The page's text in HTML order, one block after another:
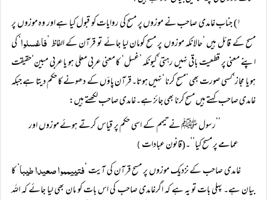
۱) جناب غامدی صاحب نے موزوں پر مسح کی روایات کو قبول کیا ہے اور وہ موزوں پر
مسح کے قائل ہیں ‘حالانکہ موزوں پر مسح کومان لیا جائے تو قرآن کے الفاظ ’ فاغسلوا‘ کی
اپنے معنی پر قطعیت باقی نہیں رہتی‘کیونکہ ’غسل‘ کا معنی عربی معلی ہو یا عربی مبین‘حقیقت
ہو یا مجاز‘کسی صورت بھی ’مسح کرنا ‘نہیں ہوتا۔قرآن پاؤں کے دھونے کا حکم دیتا ہے جبکہ
غامدی صاحب کہتے ہیں مسح کرنا بھی جائز ہے۔غامدی صاحب لکھتے ہیں:
’’رسول ﷺ نے تیمم کے اسی حکم پر قیاس کرتے ہوئے موزوں اور
عمامے پر مسح کیا‘‘۔(قانون عبادات )
غامدی صاحب کے نزدیک موزوں پر مسح قرآن کی آیت ’ فتییمموا صعیدا طیبا‘ کا
بیان ہے۔ پہلی بات تو یہ ہے کہ اگرغامدی صاحب کی اس بات کو مان بھی لیا جائے کہ اللہ